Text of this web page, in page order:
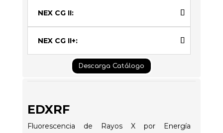
NEX CG II:
NEX CG II+:
Descarga Catálogo
EDXRF
Fluorescencia de Rayos X por Energía